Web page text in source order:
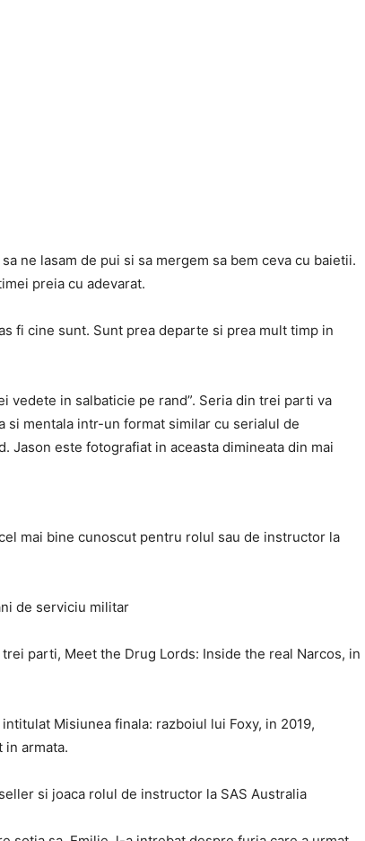
ne lasam de pui si sa mergem sa bem ceva cu baietii.
preia cu adevarat.
fi cine sunt. Sunt prea departe si prea mult timp in
vedete in salbaticie pe rand”. Seria din trei parti va
si mentala intr-un format similar cu serialul de
Jason este fotografiat in aceasta dimineata din mai
mai bine cunoscut pentru rolul sau de instructor la
de serviciu militar
parti, Meet the Drug Lords: Inside the real Narcos, in
Misiunea finala: razboiul lui Foxy, in 2019,
armata.
si joaca rolul de instructor la SAS Australia